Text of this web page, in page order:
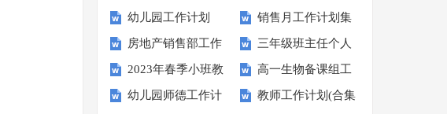
15篇 15篇)
幼儿园工作计划
【热门】
销售月工作计划集
锦15篇
房地产销售部工作
计划
三年级班主任个人
工作计划
2023年春季小班教
师工作计划
高一生物备课组工
作计划
幼儿园师德工作计 教师工作计划(合集